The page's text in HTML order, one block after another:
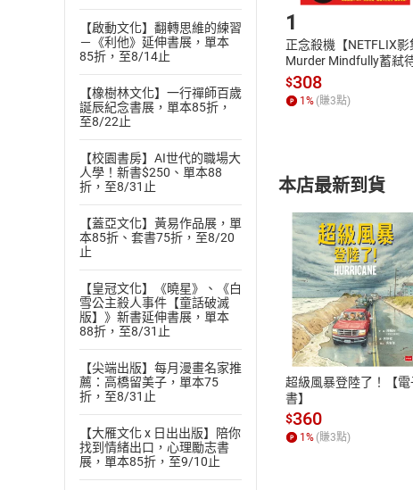
【啟動文化】翻轉思維的練習
－《利他》延伸書展，單本
85折，至8/14止
【橡樹林文化】一行禪師百歲
誕辰紀念書展，單本85折，
至8/22止
【校園書房】AI世代的職場大
人學！新書$250、單本88
折，至8/31止
【蓋亞文化】黃易作品展，單
本85折、套書75折，至8/20
止
【皇冠文化】《曉星》、《白
雪公主殺人事件【童話破滅
版】》新書延伸書展，單本
88折，至8/31止
【尖端出版】每月漫畫名家推
薦：高橋留美子，單本75
折，至8/31止
【大雁文化 x 日出出版】陪你
找到情緒出口，心理勵志書
展，單本85折，至9/10止
付款方
ATM轉帳、信用
1
正念殺機【NETFLIX影
Murder Mindfully蓄弒
發】【電子書】
$308
1% (賺3點)
本店最新到貨
超級風暴登陸了！【電
書】
$360
1 % (賺3點)